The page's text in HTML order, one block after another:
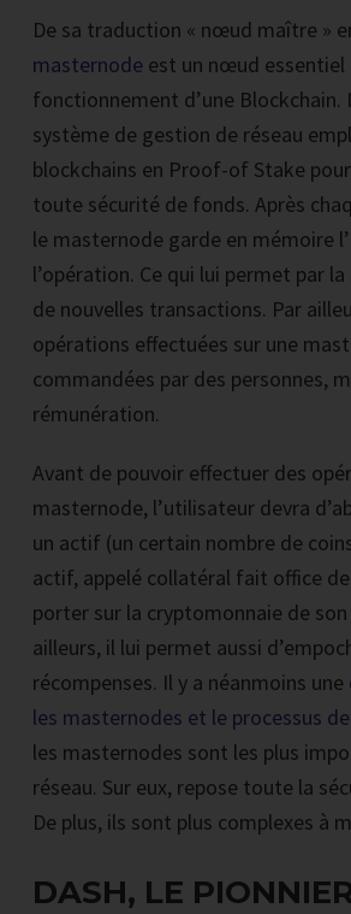
De sa traduction « nœud maître »
masternode est un nœud essentiel
fonctionnement d’une Blockchain.
système de gestion de réseau
blockchains en Proof-of Stake
toute sécurité de fonds. Après
le masternode garde en mémoire
l’opération. Ce qui lui permet par
de nouvelles transactions. Par
opérations effectuées sur une
commandées par des personnes,
rémunération.
Avant de pouvoir effectuer des
masternode, l’utilisateur devra
un actif (un certain nombre de
actif, appelé collatéral fait office
porter sur la cryptomonnaie de son
ailleurs, il lui permet aussi
récompenses. Il y a néanmoins une
les masternodes et le processus
les masternodes sont les plus
réseau. Sur eux, repose toute la
De plus, ils sont plus complexes à
DASH, LE